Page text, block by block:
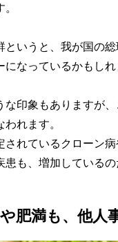
というと、我が国の
なっているかもしれ
な印象もありますが
れます。
されているクローン
患も、増加しているの
肥満も、他人